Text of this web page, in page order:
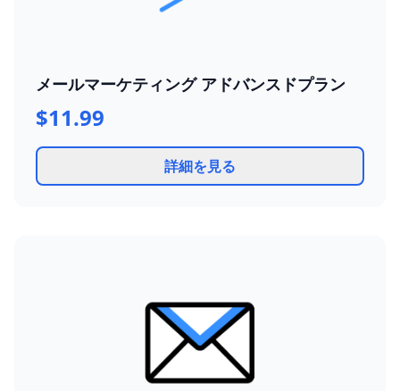
メールマーケティング アドバンスドプラン
$11.99
詳細を見る